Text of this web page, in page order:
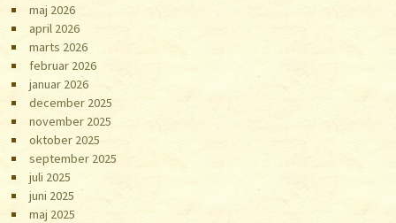
maj 2026
april 2026
marts 2026
februar 2026
januar 2026
december 2025
november 2025
oktober 2025
september 2025
juli 2025
juni 2025
maj 2025